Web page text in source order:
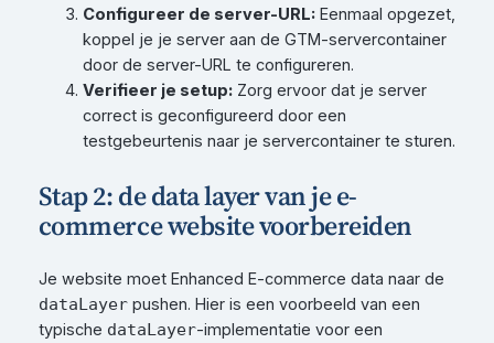
Configureer de server-URL:Eenmaal opgezet,
koppel je je server aan de GTM-servercontainer
door de server-URL te configureren.
Verifieer je setup:Zorg ervoor dat je server
correct is geconfigureerd door een
testgebeurtenis naar je servercontainer te sturen.
Stap 2: de data layer van je e-
commerce website voorbereiden
Je website moet Enhanced E-commerce data naar de
dataLayerpushen. Hier is een voorbeeld van een
typische dataLayer-implementatie voor een